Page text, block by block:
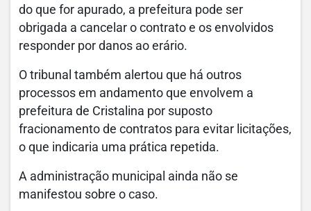
do que for apurado, a prefeitura pode ser
obrigada a cancelar o contrato e os envolvidos
responder por danos ao erário.
O tribunal também alertou que há outros
processos em andamento que envolvem a
prefeitura de Cristalina por suposto
fracionamento de contratos para evitar licitações,
o que indicaria uma prática repetida.
A administração municipal ainda não se
manifestou sobre o caso.